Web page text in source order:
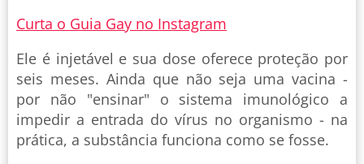
Curta o Guia Gay no Instagram
Ele é injetável e sua dose oferece proteção por
seis meses. Ainda que não seja uma vacina -
por não "ensinar" o sistema imunológico a
impedir a entrada do vírus no organismo - na
prática, a substância funciona como se fosse.